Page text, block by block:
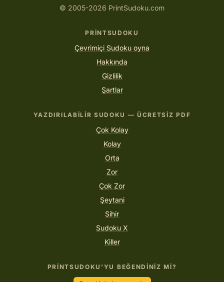
© 2005-2026 PrintSudoku.com
PRINTSUDOKU
Çevrimiçi Sudoku oyna
Hakkında
Gizlilik
Şartlar
YAZDIRILABILIR SUDOKU — ÜCRETSIZ PDF
Çok Kolay
Kolay
Orta
Zor
Çok Zor
Şeytani
Sihir
Sudoku X
Killer
PRINTSUDOKU'YU BEĞENDINIZ MI?